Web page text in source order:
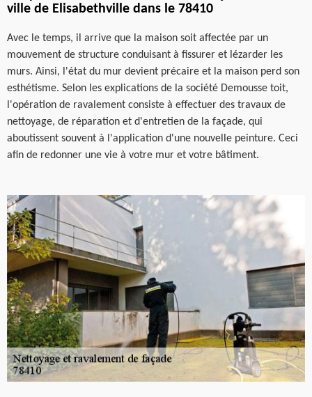
ville de Elisabethville dans le 78410
Avec le temps, il arrive que la maison soit affectée par un
mouvement de structure conduisant à fissurer et lézarder les
murs. Ainsi, l'état du mur devient précaire et la maison perd son
esthétisme. Selon les explications de la société Demousse toit,
l'opération de ravalement consiste à effectuer des travaux de
nettoyage, de réparation et d'entretien de la façade, qui
aboutissent souvent à l'application d'une nouvelle peinture. Ceci
afin de redonner une vie à votre mur et votre bâtiment.